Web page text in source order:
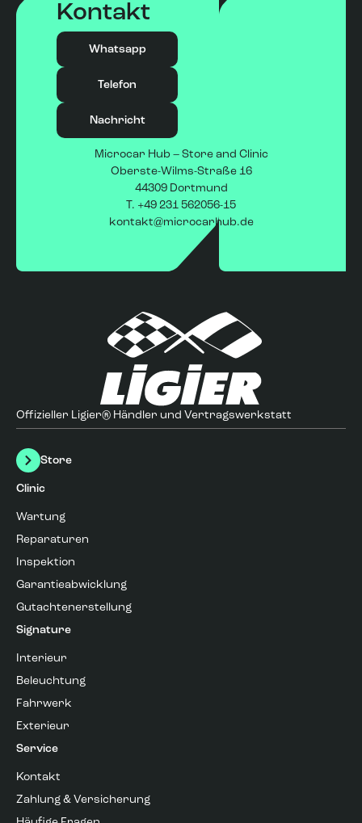
Kontakt
Whatsapp
Telefon
Nachricht
Microcar Hub – Store and Clinic
Oberste-Wilms-Straße 16
44309 Dortmund
T. +49 231 562056-15
kontakt@microcarhub.de
Offizieller Ligier® Händler und Vertragswerkstatt
Store
Clinic
Wartung
Reparaturen
Inspektion
Garantieabwicklung
Gutachtenerstellung
Signature
Interieur
Beleuchtung
Fahrwerk
Exterieur
Service
Kontakt
Zahlung & Versicherung